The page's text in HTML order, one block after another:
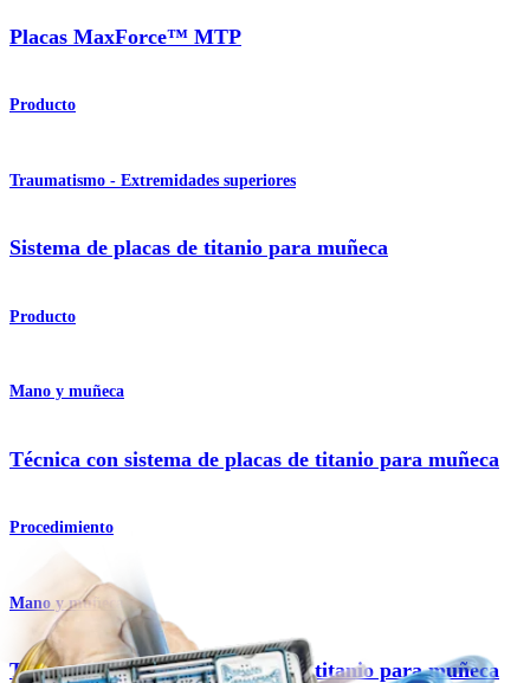
Placas MaxForce™ MTP
Producto
Traumatismo - Extremidades superiores
Sistema de placas de titanio para muñeca
Producto
Mano y muñeca
Técnica con sistema de placas de titanio para muñeca
Procedimiento
Mano y muñeca
Técnica con sistema de placas de titanio para muñeca